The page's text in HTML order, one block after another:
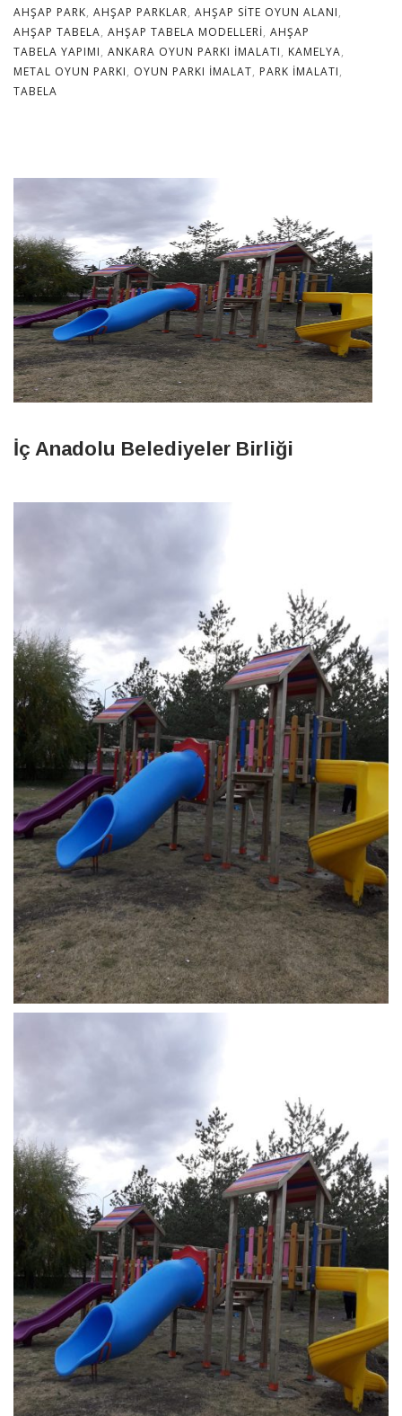
AHŞAP PARK, AHŞAP PARKLAR, AHŞAP SITE OYUN ALANI,
AHŞAP TABELA, AHŞAP TABELA MODELLERI, AHŞAP
TABELA YAPIMI, ANKARA OYUN PARKI IMALATI, KAMELYA,
METAL OYUN PARKI, OYUN PARKI IMALAT, PARK IMALATI,
TABELA
İç Anadolu Belediyeler Birliği